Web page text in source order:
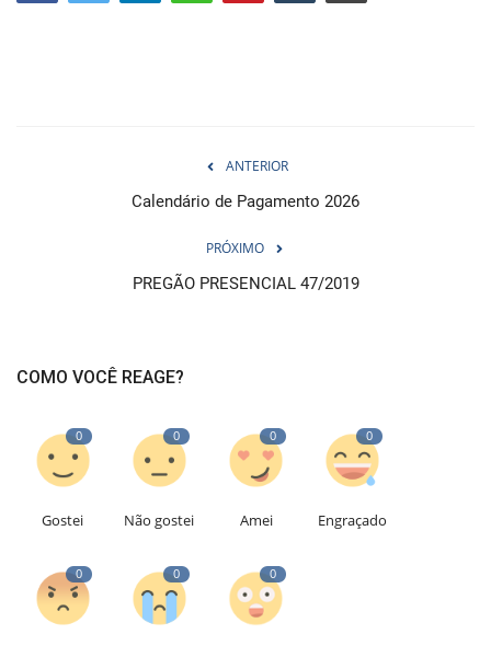
ANTERIOR
Calendário de Pagamento 2026
PRÓXIMO
PREGÃO PRESENCIAL 47/2019
COMO VOCÊ REAGE?
0
Gostei
0
Não gostei
0
Amei
0
Engraçado
0 0 0